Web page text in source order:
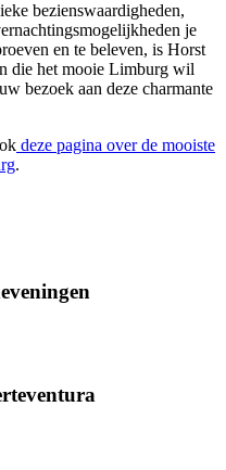
bezienswaardigheden,
je
en te beleven, is Horst
die het mooie Limburg wil
bezoek aan deze charmante
deze pagina over de mooiste
.